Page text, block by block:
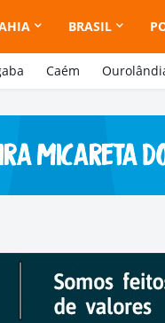
BRASIL
Caém